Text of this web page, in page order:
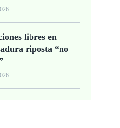
libres en
riposta “no